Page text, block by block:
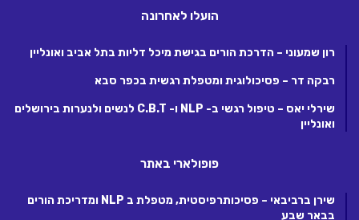
הועלו לאחרונה
רון שמעוני – הדרכת הורים בגישת מיכל דליות בתל אביב ואונליין
רבקה דר – פסיכולוגית ומטפלת רגשית בכפר סבא
שירלי יאס – טיפול רגשי ב- NLP ו- C.B.T לנשים ולנערות בירושלים
ואונליין
פופולארי באתר
שירן ברביבאי – פסיכותרפיסטית, מטפלת ב NLP ומדריכת הורים
בבאר שבע